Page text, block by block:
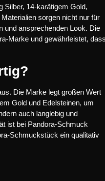
Silber, 14-karätigem Gold,
sorgen nicht nur für
und ansprechenden Look. Die
Marke und gewährleistet, dass
Die Marke legt großen Wert
Gold und Edelsteinen, um
auch langlebig und
ist bei Pandora-Schmuck
Schmuckstück ein qualitativ